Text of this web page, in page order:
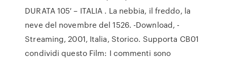
DURATA 105′ – ITALIA . La nebbia, il freddo, la
neve del novembre del 1526. -Download, -
Streaming, 2001, Italia, Storico. Supporta CB01
condividi questo Film: I commenti sono